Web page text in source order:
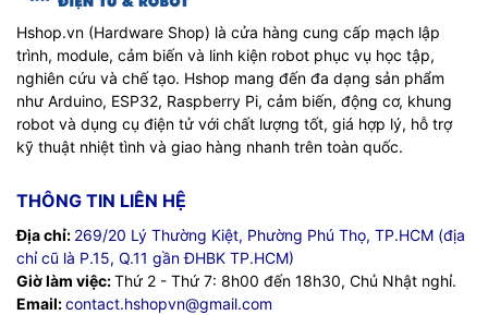
Hshop.vn (Hardware Shop) là cửa hàng cung cấp mạch lập
trình, module, cảm biến và linh kiện robot phục vụ học tập,
nghiên cứu và chế tạo. Hshop mang đến đa dạng sản phẩm
như Arduino, ESP32, Raspberry Pi, cảm biến, động cơ, khung
robot và dụng cụ điện tử với chất lượng tốt, giá hợp lý, hỗ trợ
kỹ thuật nhiệt tình và giao hàng nhanh trên toàn quốc.
THÔNG TIN LIÊN HỆ
Địa chỉ: 269/20 Lý Thường Kiệt, Phường Phú Thọ, TP.HCM (địa
chỉ cũ là P.15, Q.11 gần ĐHBK TP.HCM)
Giờ làm việc:Thứ 2 - Thứ 7: 8h00 đến 18h30, Chủ Nhật nghỉ.
Email:contact.hshopvn@gmail.com